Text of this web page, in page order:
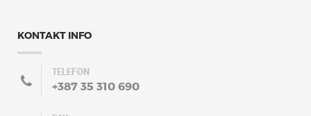
KONTAKT INFO
TELEFON
+387 35 310 690